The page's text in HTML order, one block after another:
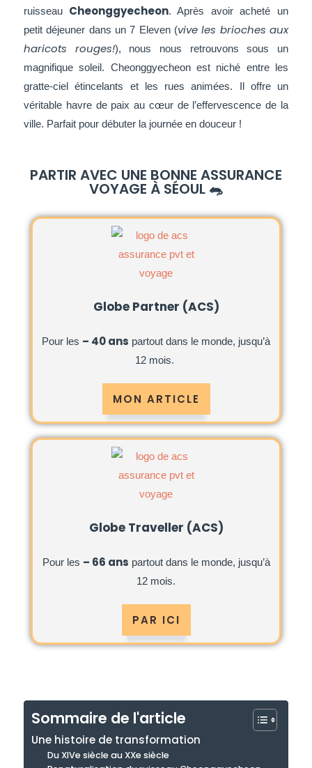
ruisseau Cheonggyecheon. Après avoir acheté un
petit déjeuner dans un 7 Eleven (vive les brioches aux
haricots rouges!), nous nous retrouvons sous un
magnifique soleil. Cheonggyecheon est niché entre les
gratte-ciel étincelants et les rues animées. Il offre un
véritable havre de paix au cœur de l’effervescence de la
ville. Parfait pour débuter la journée en douceur !
PARTIR AVEC UNE BONNE ASSURANCE
VOYAGE À SÉOUL 🐀
Globe Partner (ACS)
Pour les – 40 ans partout dans le monde, jusqu’à
12 mois.
MON ARTICLE
Globe Traveller (ACS)
Pour les – 66 ans partout dans le monde, jusqu’à
12 mois.
PAR ICI
Sommaire de l'article
Une histoire de transformation
Du XIVe siècle au XXe siècle